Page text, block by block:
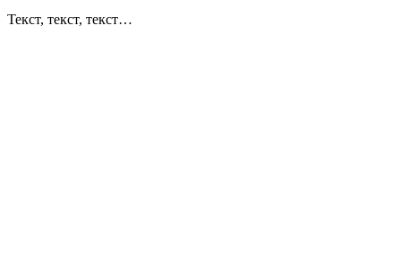
Текст, текст, текст…